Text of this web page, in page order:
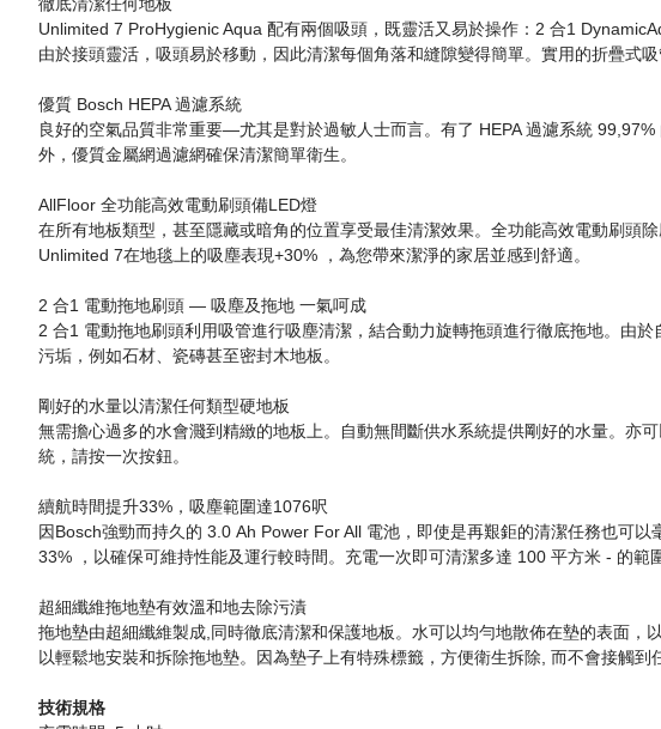
徹底清潔任何地板
Unlimited 7 ProHygienic Aqua 配有兩個吸頭，既靈活又易於操作：2 合1
由於接頭靈活，吸頭易於移動，因此清潔每個角落和縫隙變得簡單。實用的折疊式
優質 Bosch HEPA 過濾系統
良好的空氣品質非常重要—尤其是對於過敏人士而言。有了 HEPA 過濾系統
外，優質金屬網過濾網確保清潔簡單衛生。
AllFloor 全功能高效電動刷頭備LED燈
在所有地板類型，甚至隱藏或暗角的位置享受最佳清潔效果。全功能高效電動刷頭
Unlimited 7在地毯上的吸塵表現+30% ，為您帶來潔淨的家居並感到舒適。
2 合1 電動拖地刷頭 — 吸塵及拖地 一氣呵成
2 合1 電動拖地刷頭利用吸管進行吸塵清潔，結合動力旋轉拖頭進行徹底拖地。由
污垢，例如石材、瓷磚甚至密封木地板。
剛好的水量以清潔任何類型硬地板
無需擔心過多的水會濺到精緻的地板上。自動無間斷供水系統提供剛好的水量。亦
統，請按一次按鈕。
續航時間提升33%，吸塵範圍達1076呎
因Bosch強勁而持久的 3.0 Ah Power For All 電池，即使是再艱鉅的清潔任務也可
33% ，以確保可維持性能及運行較時間。充電一次即可清潔多達 100 平方米 - 的範
超細纖維拖地墊有效溫和地去除污漬
拖地墊由超細纖維製成,同時徹底清潔和保護地板。水可以均勻地散佈在墊的表面
以輕鬆地安裝和拆除拖地墊。因為墊子上有特殊標籤，方便衛生拆除, 而不會接觸到
技術規格